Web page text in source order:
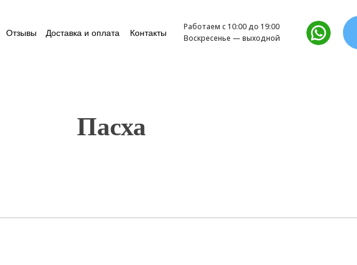
Работаем с 10:00 до 19:00
Воскресенье — выходной
Отзывы Доставка и оплата Контакты
Пасха